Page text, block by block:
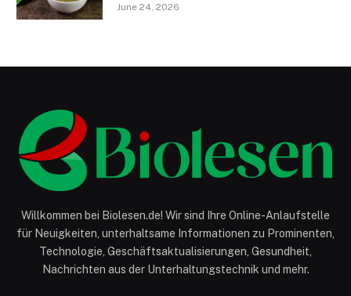
June 24, 2026
Willkommen bei Biolesen.de! Wir sind Ihre Online-Anlaufstelle
für Neuigkeiten, unterhaltsame Informationen zu Prominenten,
Technologie, Geschäftsaktualisierungen, Gesundheit,
Nachrichten aus der Unterhaltungstechnik und mehr.